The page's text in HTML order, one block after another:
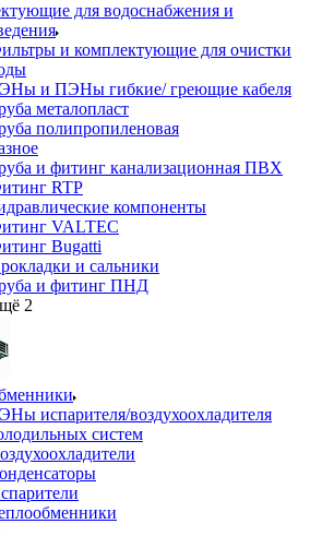
для водоснабжения и
и комплектующие для очистки
и ПЭНы гибкие/ греющие кабеля
металопласт
полипропиленовая
и фитинг канализационная ПВХ
RTP
компоненты
VALTEC
Bugatti
и сальники
и фитинг ПНД
2
испарителя/воздухоохладителя
систем